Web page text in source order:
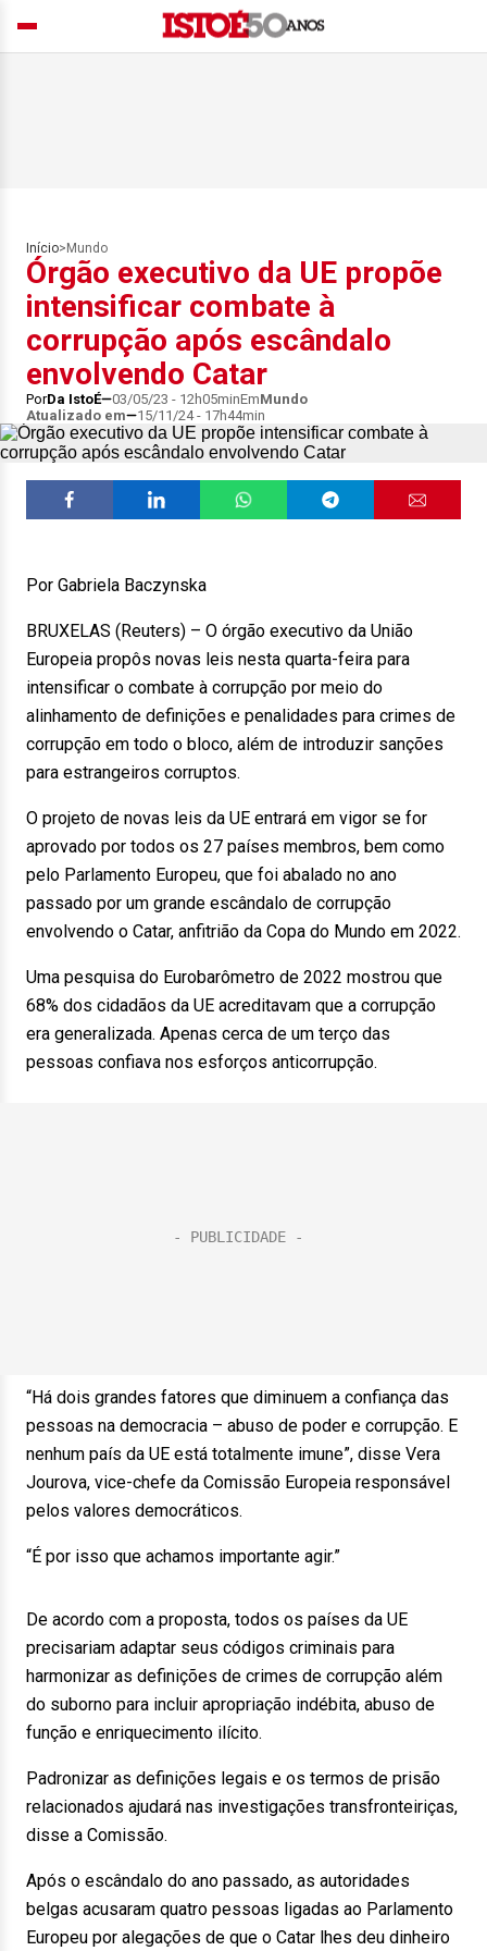
Início> Mundo
Órgão executivo da UE propõe
intensificar combate à
corrupção após escândalo
envolvendo Catar
PorDa IstoÉ 03/05/23 - 12h05minEmMundo
Atualizado em
15/11/24 - 17h44min
Por Gabriela Baczynska
BRUXELAS (Reuters) – O órgão executivo da União
Europeia propôs novas leis nesta quarta-feira para
intensificar o combate à corrupção por meio do
alinhamento de definições e penalidades para crimes de
corrupção em todo o bloco, além de introduzir sanções
para estrangeiros corruptos.
O projeto de novas leis da UE entrará em vigor se for
aprovado por todos os 27 países membros, bem como
pelo Parlamento Europeu, que foi abalado no ano
passado por um grande escândalo de corrupção
envolvendo o Catar, anfitrião da Copa do Mundo em 2022.
Uma pesquisa do Eurobarômetro de 2022 mostrou que
68% dos cidadãos da UE acreditavam que a corrupção
era generalizada. Apenas cerca de um terço das
pessoas confiava nos esforços anticorrupção.
“Há dois grandes fatores que diminuem a confiança das
pessoas na democracia – abuso de poder e corrupção. E
nenhum país da UE está totalmente imune”, disse Vera
Jourova, vice-chefe da Comissão Europeia responsável
pelos valores democráticos.
“É por isso que achamos importante agir.”
De acordo com a proposta, todos os países da UE
precisariam adaptar seus códigos criminais para
harmonizar as definições de crimes de corrupção além
do suborno para incluir apropriação indébita, abuso de
função e enriquecimento ilícito.
Padronizar as definições legais e os termos de prisão
relacionados ajudará nas investigações transfronteiriças,
disse a Comissão.
Após o escândalo do ano passado, as autoridades
belgas acusaram quatro pessoas ligadas ao Parlamento
Europeu por alegações de que o Catar lhes deu dinheiro